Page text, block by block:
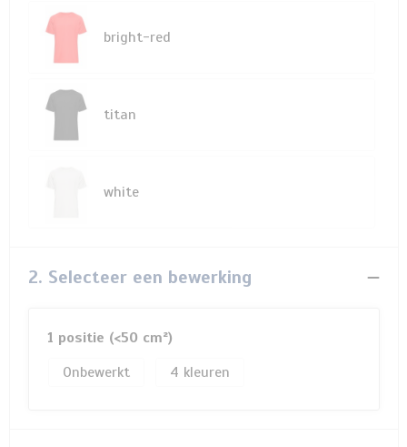
bright-red
titan
white
2. Selecteer een bewerking
1 positie (<50 cm²)
Onbewerkt
4